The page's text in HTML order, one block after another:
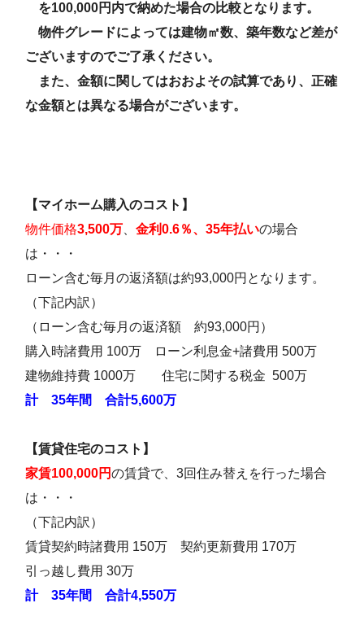
を100,000円内で納めた場合の比較となります。
物件グレードによっては建物㎡数、築年数など差が
ございますのでご了承ください。
また、金額に関してはおおよその試算であり、正確
な金額とは異なる場合がございます。
【マイホーム購入のコスト】
物件価格3,500万 、金利0.6％、35年払いの場合
は・・・
ローン含む毎月の返済額は約93,000円となります。
（下記内訳）
（ローン含む毎月の返済額 約93,000円）
購入時諸費用 100万 ローン利息金+諸費用 500万
建物維持費 1000万 住宅に関する税金 500万
計 35年間 合計5,600万
【賃貸住宅のコスト】
家賃100,000円の賃貸で、3回住み替えを行った場合
は・・・
（下記内訳）
賃貸契約時諸費用 150万 契約更新費用 170万
引っ越し費用 30万
計 35年間 合計4,550万